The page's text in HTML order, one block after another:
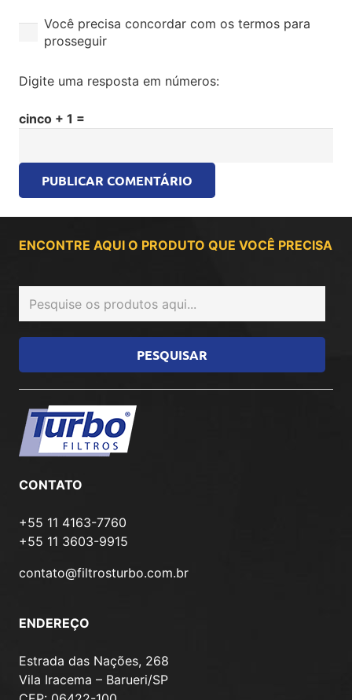
Você precisa concordar com os termos para
prosseguir
Digite uma resposta em números:
cinco + 1 =
PUBLICAR COMENTÁRIO
ENCONTRE AQUI O PRODUTO QUE VOCÊ PRECISA
CONTATO
+55 11 4163-7760
+55 11 3603-9915
contato@filtrosturbo.com.br
ENDEREÇO
Estrada das Nações, 268
Vila Iracema – Barueri/SP